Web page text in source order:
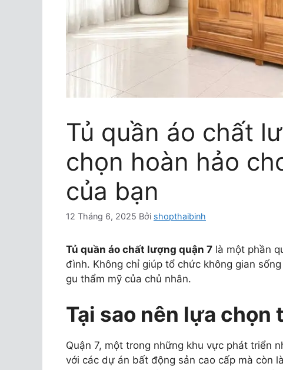
Tủ quần áo chất
chọn hoàn hảo
của bạn
12 Tháng 6, 2025 Bởi shopthaibinh
Tủ quần áo chất lượng quận 7 là một phần
đình. Không chỉ giúp tổ chức không gian
gu thẩm mỹ của chủ nhân.
Tại sao nên lựa chọn
Quận 7, một trong những khu vực phát triển
với các dự án bất động sản cao cấp mà còn